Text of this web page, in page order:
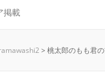
掲載
> 桃太郎のもも君